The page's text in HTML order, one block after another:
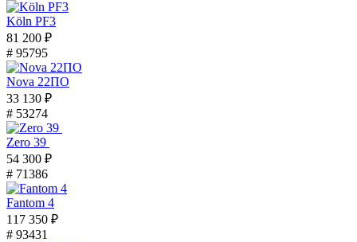
Köln PF3
81 200 ₽
# 95795
Nova 22ПО
33 130 ₽
# 53274
Zero 39
54 300 ₽
# 71386
Fantom 4
117 350 ₽
# 93431